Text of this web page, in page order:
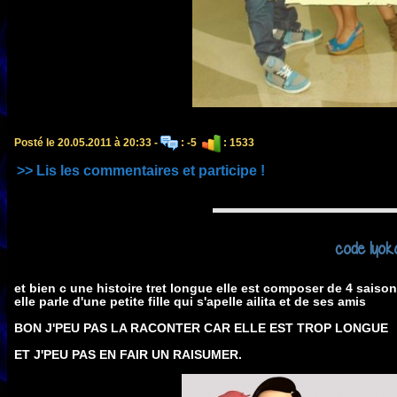
Posté le 20.05.2011 à 20:33 - : -5 : 1533
>> Lis les commentaires et participe !
code
et bien c une histoire tret longue elle est composer de 4
elle parle d'une petite fille qui s'apelle ailita et de ses amis
BON J'PEU PAS LA RACONTER CAR ELLE EST TROP LONGUE
ET J'PEU PAS EN FAIR UN RAISUMER.